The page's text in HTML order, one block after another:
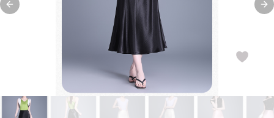
Previous slide